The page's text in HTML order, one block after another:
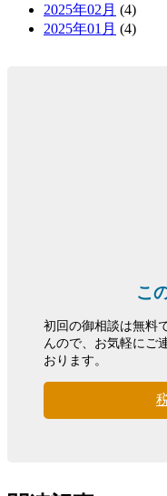
2025年02月 (4)
2025年01月 (4)
こ
初回の御相談は無料
んので、お気軽にご
おります。